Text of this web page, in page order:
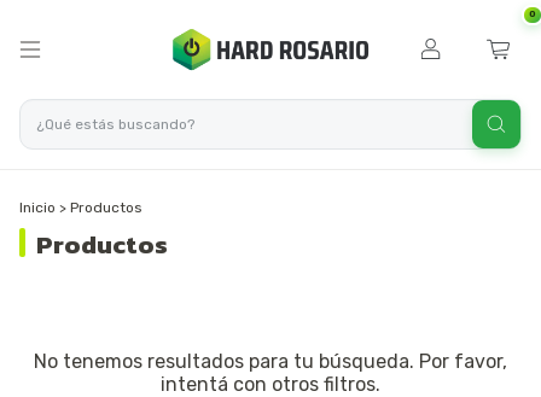
0
Inicio > Productos
Productos
No tenemos resultados para tu búsqueda. Por favor,
intentá con otros filtros.